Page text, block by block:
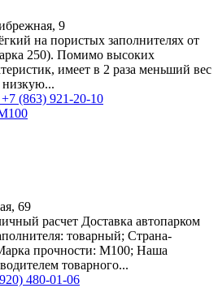
9
на пористых заполнителях от
250). Помимо высоких
имеет в 2 раза меньший вес
низкую...
+7 (863) 921-20-10
69
расчет Доставка автопарком
товарный; Страна-
прочности: М100; Наша
товарного...
480-01-06